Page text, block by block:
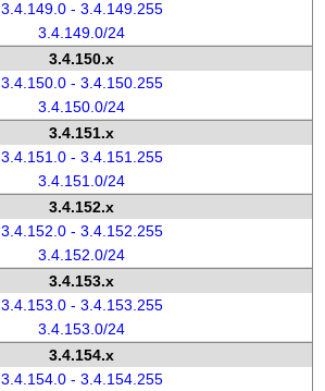
3.4.149.0 - 3.4.149.255
3.4.149.0/24
3.4.150.x
3.4.150.0 - 3.4.150.255
3.4.150.0/24
3.4.151.x
3.4.151.0 - 3.4.151.255
3.4.151.0/24
3.4.152.x
3.4.152.0 - 3.4.152.255
3.4.152.0/24
3.4.153.x
3.4.153.0 - 3.4.153.255
3.4.153.0/24
3.4.154.x
3.4.154.0 - 3.4.154.255